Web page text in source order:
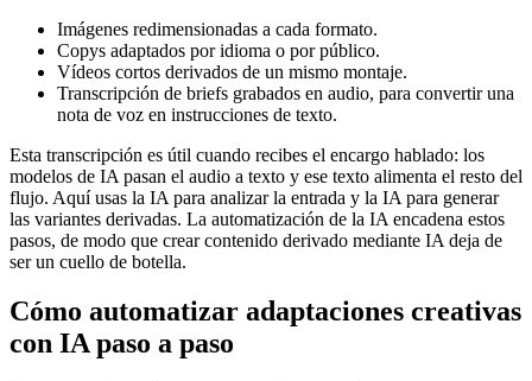
Imágenes redimensionadas a cada formato.
Copys adaptados por idioma o por público.
Vídeos cortos derivados de un mismo montaje.
Transcripción de briefs grabados en audio, para convertir una
nota de voz en instrucciones de texto.
Esta transcripción es útil cuando recibes el encargo hablado: los
modelos de IA pasan el audio a texto y ese texto alimenta el resto del
flujo. Aquí usas la IA para analizar la entrada y la IA para generar
las variantes derivadas. La automatización de la IA encadena estos
pasos, de modo que crear contenido derivado mediante IA deja de
ser un cuello de botella.
Cómo automatizar adaptaciones creativas
con IA paso a paso